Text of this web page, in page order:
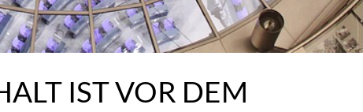
IST VOR DEM